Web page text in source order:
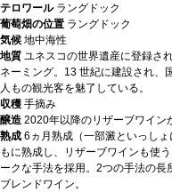
テロワール ラングドック
葡萄畑の位置 ラングドック
気候 地中海性
地質 ユネスコの世界遺産に登録さ
ネーミング。13 世紀に建設され、
人もの観光客を魅了している。
収穫 手摘み
醸造 2020年以降のリザーブワイン
熟成 6ヵ月熟成（一部澱といっし
もに熟成し、リザーブワインも使
ークな手法を採用。2つの手法の
ブレンドワイン。